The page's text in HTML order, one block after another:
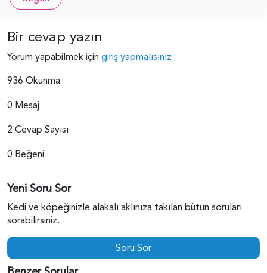
Bir cevap yazın
Yorum yapabilmek için giriş yapmalısınız.
936 Okunma
0 Mesaj
2 Cevap Sayısı
0 Beğeni
Yeni Soru Sor
Kedi ve köpeğinizle alakalı aklınıza takılan bütün soruları
sorabilirsiniz.
Soru Sor